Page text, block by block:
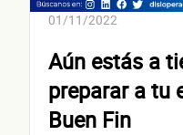
01/11/2022
Aún estás a
preparar a tu
Buen Fin
Nombre(s)